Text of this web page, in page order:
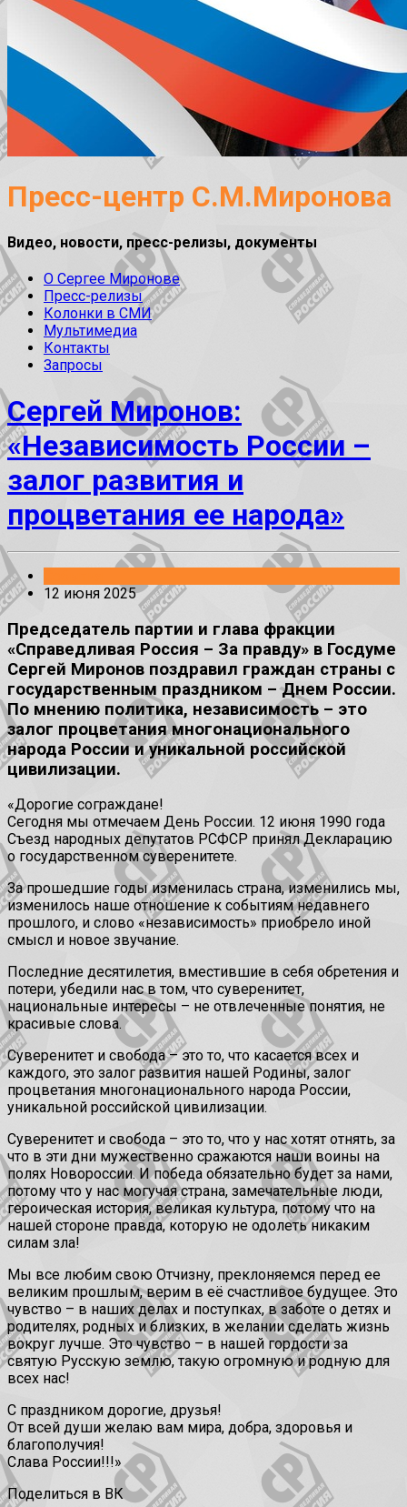
Пресс-центр С.М.Миронова
Видео, новости, пресс-релизы, документы
О Сергее Миронове
Пресс-релизы
Колонки в СМИ
Мультимедиа
Контакты
Запросы
Сергей Миронов:
«Независимость России –
залог развития и
процветания ее народа»
12 июня 2025
Председатель партии и глава фракции
«Справедливая Россия – За правду» в Госдуме
Сергей Миронов поздравил граждан страны с
государственным праздником – Днем России.
По мнению политика, независимость – это
залог процветания многонационального
народа России и уникальной российской
цивилизации.
«Дорогие сограждане!
Сегодня мы отмечаем День России. 12 июня 1990 года
Съезд народных депутатов РСФСР принял Декларацию
о государственном суверенитете.
За прошедшие годы изменилась страна, изменились мы,
изменилось наше отношение к событиям недавнего
прошлого, и слово «независимость» приобрело иной
смысл и новое звучание.
Последние десятилетия, вместившие в себя обретения и
потери, убедили нас в том, что суверенитет,
национальные интересы – не отвлеченные понятия, не
красивые слова.
Суверенитет и свобода – это то, что касается всех и
каждого, это залог развития нашей Родины, залог
процветания многонационального народа России,
уникальной российской цивилизации.
Суверенитет и свобода – это то, что у нас хотят отнять, за
что в эти дни мужественно сражаются наши воины на
полях Новороссии. И победа обязательно будет за нами,
потому что у нас могучая страна, замечательные люди,
героическая история, великая культура, потому что на
нашей стороне правда, которую не одолеть никаким
силам зла!
Мы все любим свою Отчизну, преклоняемся перед ее
великим прошлым, верим в её счастливое будущее. Это
чувство – в наших делах и поступках, в заботе о детях и
родителях, родных и близких, в желании сделать жизнь
вокруг лучше. Это чувство – в нашей гордости за
святую Русскую землю, такую огромную и родную для
всех нас!
С праздником дорогие, друзья!
От всей души желаю вам мира, добра, здоровья и
благополучия!
Слава России!!!»
Поделиться в ВК